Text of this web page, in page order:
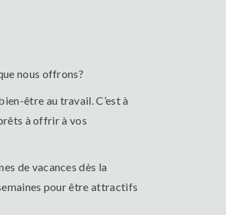
nous offrons?
être au travail. C’est à
à offrir à vos
de vacances dès la
pour être attractifs